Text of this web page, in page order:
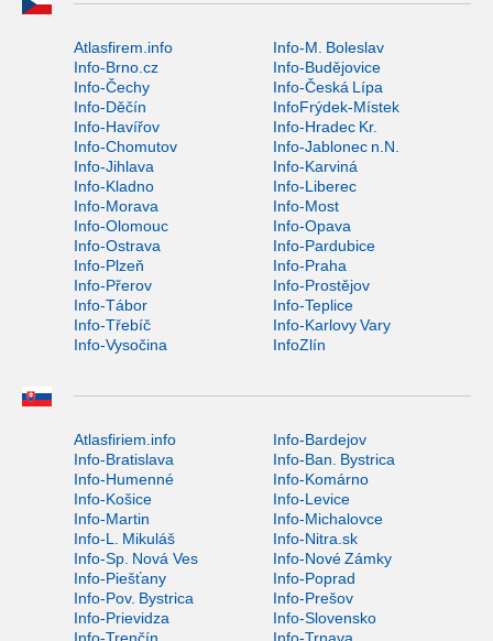
Atlasfirem.info
Info-M. Boleslav
Info-Brno.cz
Info-Budějovice
Info-Čechy
Info-Česká Lípa
Info-Děčín
InfoFrýdek-Místek
Info-Havířov
Info-Hradec Kr.
Info-Chomutov
Info-Jablonec n.N.
Info-Jihlava
Info-Karviná
Info-Kladno
Info-Liberec
Info-Morava
Info-Most
Info-Olomouc
Info-Opava
Info-Ostrava
Info-Pardubice
Info-Plzeň
Info-Praha
Info-Přerov
Info-Prostějov
Info-Tábor
Info-Teplice
Info-Třebíč
Info-Karlovy Vary
Info-Vysočina
InfoZlín
Atlasfiriem.info
Info-Bardejov
Info-Bratislava
Info-Ban. Bystrica
Info-Humenné
Info-Komárno
Info-Košice
Info-Levice
Info-Martin
Info-Michalovce
Info-L. Mikuláš
Info-Nitra.sk
Info-Sp. Nová Ves
Info-Nové Zámky
Info-Piešťany
Info-Poprad
Info-Pov. Bystrica
Info-Prešov
Info-Prievidza
Info-Slovensko
Info-Trenčín
Info-Trnava